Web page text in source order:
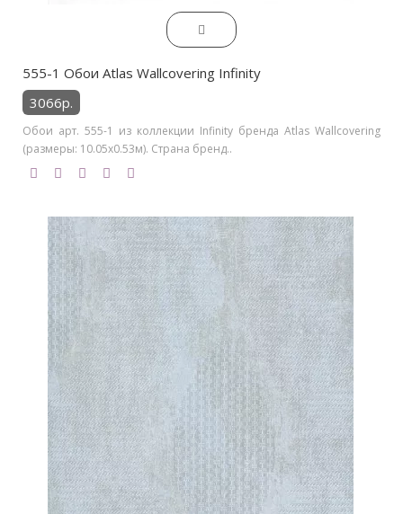
555-1 Обои Atlas Wallcovering Infinity
3066р.
Обои арт. 555-1 из коллекции Infinity бренда Atlas Wallcovering
(размеры: 10.05х0.53м). Страна бренд..